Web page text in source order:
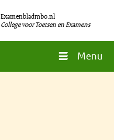
Examenbladmbo.nl
College voor Toetsen en Examens
Menu